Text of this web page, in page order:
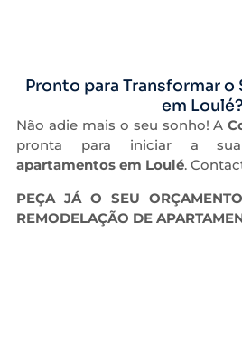
Pronto para Transformar
em Loulé?
Não adie mais o seu sonho! A
pronta para iniciar a
apartamentos em Loulé.
PEÇA JÁ O SEU
REMODELAÇÃO DE